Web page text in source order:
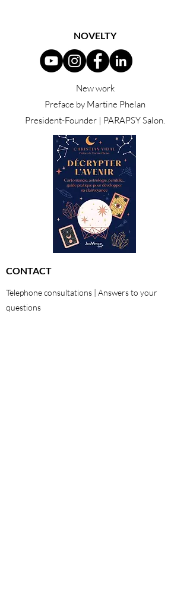
NOVELTY
New work
Preface by Martine Phelan
President-Founder | PARAPSY Salon.
CONTACT
Telephone consultations | Answers to your
questions